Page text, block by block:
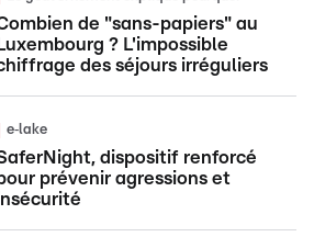
de "sans-papiers" au
Luxembourg ? L'impossible
des séjours irréguliers
e‑lake
dispositif renforcé
prévenir agressions et